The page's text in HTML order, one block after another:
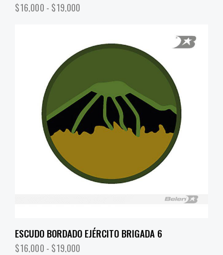
$16,000 - $19,000
ESCUDO BORDADO EJÉRCITO BRIGADA 6
$16,000 - $19,000